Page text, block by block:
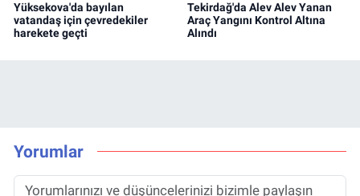
Yüksekova'da bayılan
vatandaş için çevredekiler
harekete geçti
Tekirdağ'da Alev Alev Yanan
Araç Yangını Kontrol Altına
Alındı
Yorumlar